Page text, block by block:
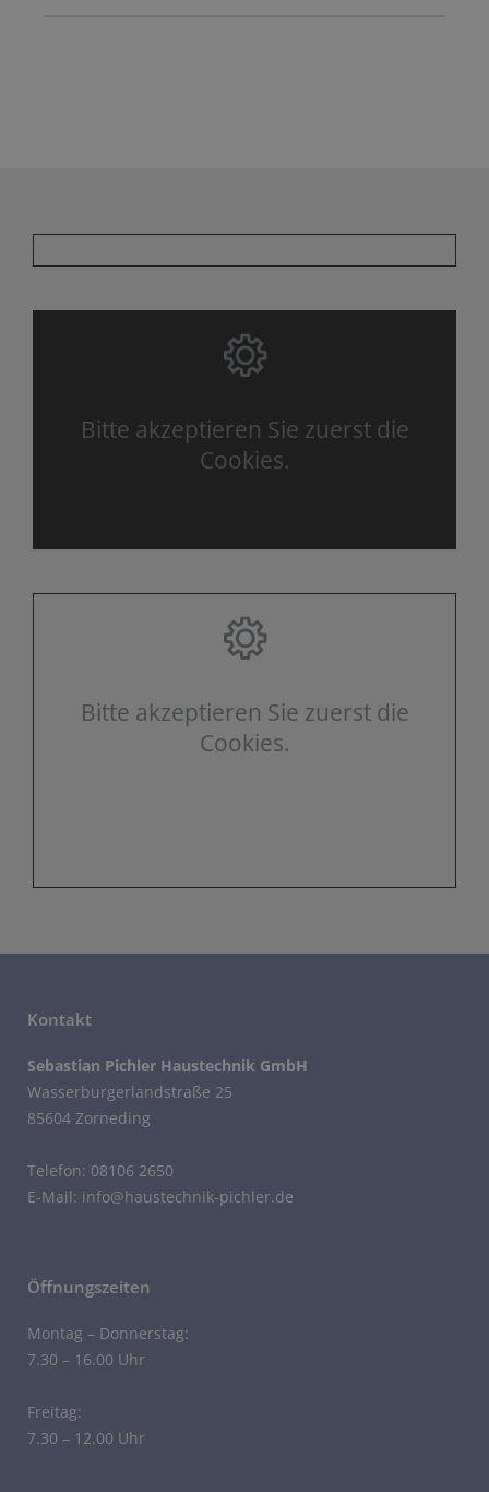
Bitte akzeptieren Sie zuerst die
Cookies.
Bitte akzeptieren Sie zuerst die
Cookies.
Kontakt
Sebastian Pichler Haustechnik GmbH
Wasserburgerlandstraße 25
85604 Zorneding
Telefon: 08106 2650
E-Mail: info@haustechnik-pichler.de
Öffnungszeiten
Montag – Donnerstag:
7.30 – 16.00 Uhr
Freitag:
7.30 – 12.00 Uhr